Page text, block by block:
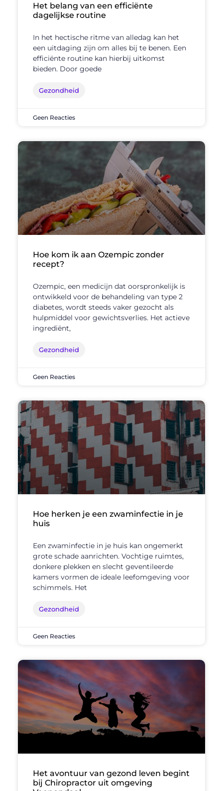
Het belang van een efficiënte
dagelijkse routine
In het hectische ritme van alledag kan het
een uitdaging zijn om alles bij te benen. Een
efficiënte routine kan hierbij uitkomst
bieden. Door goede
Gezondheid
Geen Reacties
Hoe kom ik aan Ozempic zonder
recept?
Ozempic, een medicijn dat oorspronkelijk is
ontwikkeld voor de behandeling van type 2
diabetes, wordt steeds vaker gezocht als
hulpmiddel voor gewichtsverlies. Het actieve
ingrediënt,
Gezondheid
Geen Reacties
Hoe herken je een zwaminfectie in je
huis
Een zwaminfectie in je huis kan ongemerkt
grote schade aanrichten. Vochtige ruimtes,
donkere plekken en slecht geventileerde
kamers vormen de ideale leefomgeving voor
schimmels. Het
Gezondheid
Geen Reacties
Het avontuur van gezond leven begint
bij Chiropractor uit omgeving